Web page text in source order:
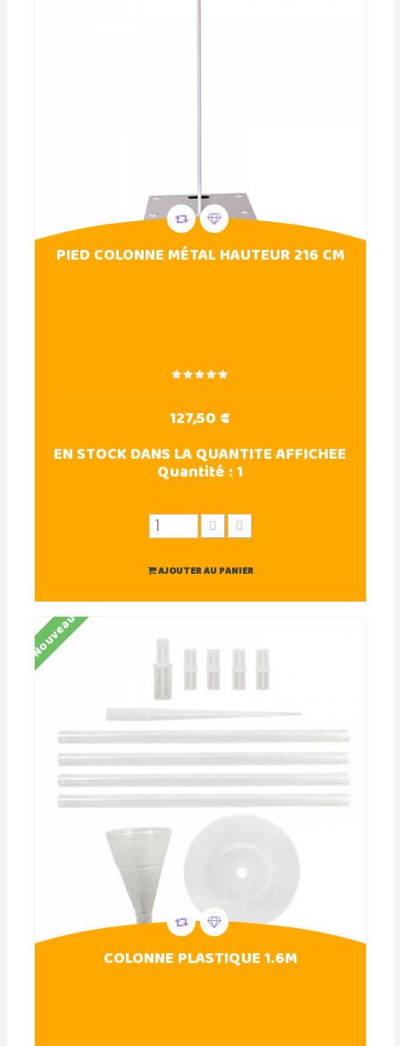
PIED COLONNE MÉTAL HAUTEUR 216 CM
127,50 €
EN STOCK DANS LA QUANTITE AFFICHEE
Quantité :1
AJOUTER AU PANIER
Nouveau
COLONNE PLASTIQUE 1.6M